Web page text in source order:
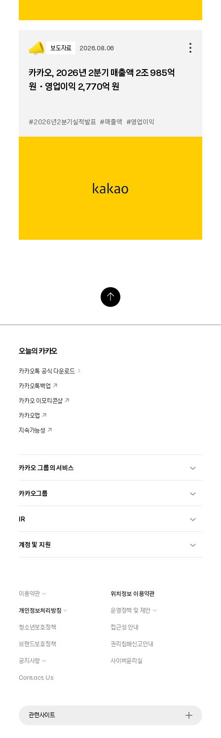
보도자료 2026.08.06
카카오, 2026년 2분기 매출액 2조 985억
원・영업이익 2,770억 원
#2026년2분기실적발표 #매출액 #영업이익
오늘의 카카오
카카오톡 공식 다운로드
카카오톡백업
카카오 이모티콘샵
카카오맵
지속가능성
카카오 그룹의 서비스
카카오그룹
IR
계정 및 지원
이용약관
위치정보 이용약관
개인정보처리방침
운영정책 및 제안
청소년보호정책
접근성 안내
브랜드보호정책
권리침해신고안내
공지사항
사이버윤리실
Contact Us
관련사이트